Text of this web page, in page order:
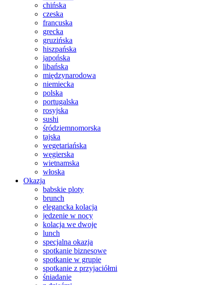
chińska
czeska
francuska
grecka
gruzińska
hiszpańska
japońska
libańska
międzynarodowa
niemiecka
polska
portugalska
rosyjska
sushi
śródziemnomorska
tajska
wegetariańska
węgierska
wietnamska
włoska
Okazja
babskie ploty
brunch
elegancka kolacja
jedzenie w nocy
kolacja we dwoje
lunch
specjalna okazja
spotkanie biznesowe
spotkanie w grupie
spotkanie z przyjaciółmi
śniadanie